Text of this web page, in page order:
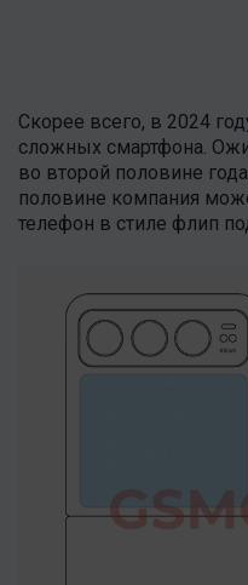
Скорее всего, в 2024
сложных смартфона.
во второй половине
половине компания
телефон в стиле флип